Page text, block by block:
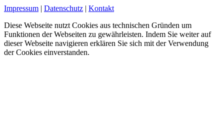
Impressum | Datenschutz | Kontakt
Diese Webseite nutzt Cookies aus technischen Gründen um
Funktionen der Webseiten zu gewährleisten. Indem Sie weiter auf
dieser Webseite navigieren erklären Sie sich mit der Verwendung
der Cookies einverstanden.